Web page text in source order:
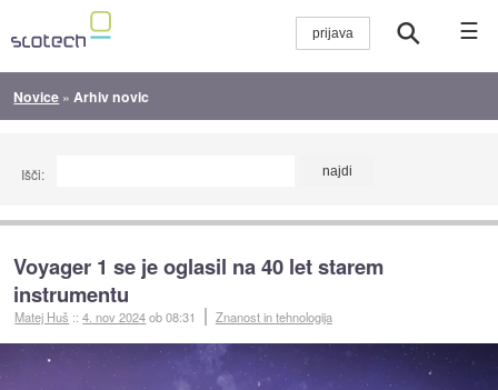
☰
Novice » Arhiv novic
Išči:
Voyager 1 se je oglasil na 40 let starem
instrumentu
Matej Huš ::4. nov 2024ob 08:31 Znanost in tehnologija